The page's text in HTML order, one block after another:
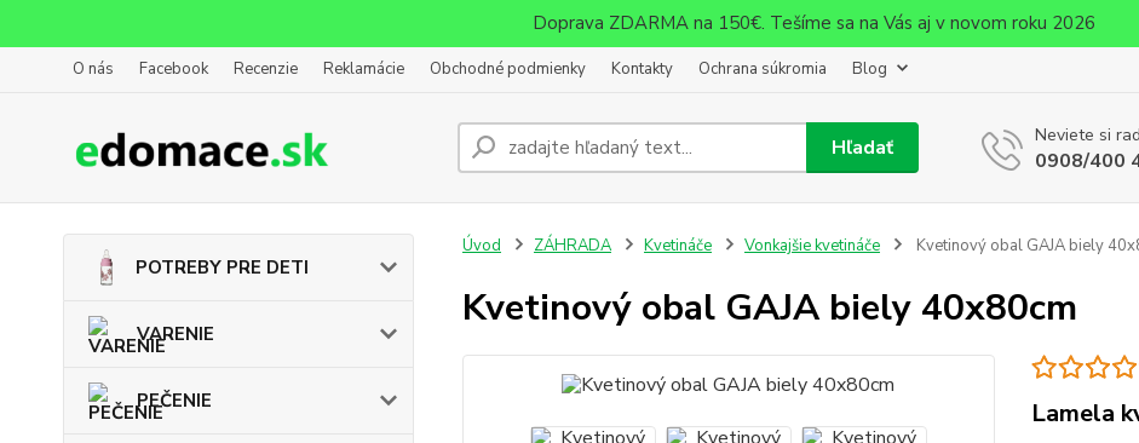
Doprava ZDARMA na 150€. Tešíme sa na Vás aj v novom roku 2026
O nás Facebook Recenzie Reklamácie Obchodné podmienky Kontakty Ochrana súkromia Blog
Hľadať Neviete si
0908/400
POTREBY PRE DETI
VARENIE
PEČENIE
Úvod ZÁHRADA Kvetináče Vonkajšie kvetináče Kvetinový obal GAJA biely
Kvetinový obal GAJA biely 40x80cm
Lamela